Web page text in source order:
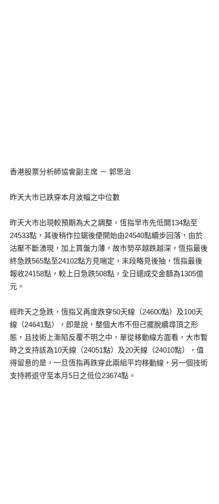
香港股票分析師協會副主席 － 郭思治
昨天大市已跌穿本月波幅之中位數
昨天大市出現較預期為大之調整，恆指早市先低開134點至
24533點，其後稍作拉鋸後便開始由24540點續步回落，由於
沽壓不斷湧現，加上買盤力薄，故市勢卒越跌越深，恆指最後
終急跌565點至24102點方見喘定，末段略見後抽，恆指最後
報收24158點，較上日急跌508點，全日總成交金額為1305億
元。
經昨天之急跌，恆指又再度跌穿50天線（24600點）及100天
線（24641點），即是說，整個大市不但己擺脫續尋頂之形
態，且技術上漸陷反覆不明之中，單從移動線方面看，大市暫
時之支持該為10天線（24051點）及20天線（24010點），值
得留意的是，一旦恆指再跌穿此兩組平均移動線，另一個技術
支持將退守至本月5日之低位23674點。